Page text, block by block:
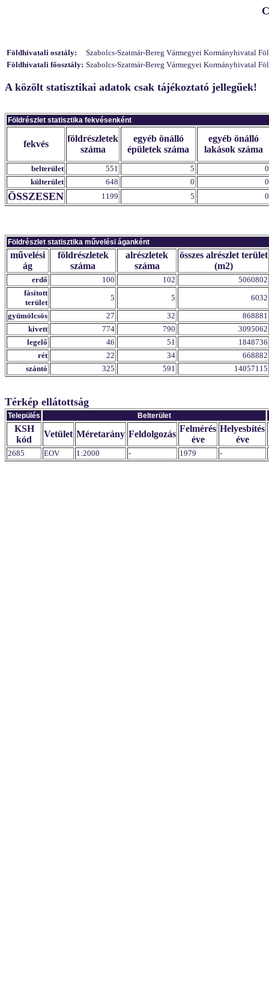
Földhivatali osztály:
Szabolcs-Szatmár-Bereg Vármegyei Kormányhivatal
Földhivatali főosztály: Szabolcs-Szatmár-Bereg Vármegyei Kormányhivatal
A közölt statisztikai adatok csak tájékoztató jellegűek!
Földrészlet statisztika fekvésenként
fekvés
földrészletek
száma
egyéb önálló
épületek száma
egyéb önálló
lakások száma
belterület 551 5
0
külterület
648 0 0
ÖSSZESEN 1199 5 0
Földrészlet statisztika művelési áganként
művelési
ág
földrészletek
száma
alrészletek
száma
összes alrészlet terület
(m2)
erdő 100 102
5060802
fásított
terület
5 5
6032
gyümölcsös
27 32
868881
kivett
774 790
3095062
legelő
46 51
1848736
rét
22 34
668882
szántó
325 591 14057115
Térkép ellátottság
Település Belterület
KSH
kód
Vetület Méretarány Feldolgozás
Felmérés
éve
Helyesbítés
éve
2685 EOV 1:2000 - 1979 -